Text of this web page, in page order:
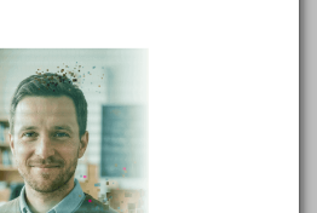
Tyrolské elegie
divadle
sloučenin a jejich význam
struktuře